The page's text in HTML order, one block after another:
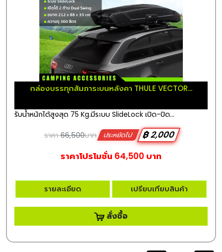
กล่องบรรทุกสัมภาระบนหลังคา THULE VECTOR...
รับน้ำหนักได้สูงสุด 75 Kg.มีระบบ SlideLock เปิด-ปิด...
ราคา66,500บาท ประหยัดไป
฿ 2,000
ราคาโปรโมชั่น 64,500 บาท
รายละเอียด เปรียบเทียบสินค้า
สั่งซื้อ